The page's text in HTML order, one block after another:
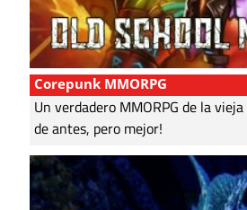
Corepunk MMORPG
Un verdadero MMORPG de la vieja
de antes, pero mejor!